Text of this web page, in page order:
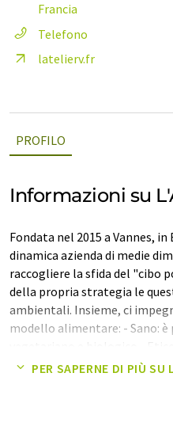
Francia
Telefono
latelierv.fr
PROFILO
Informazioni su
Fondata nel 2015 a Vannes,
dinamica azienda di medie
raccogliere la sfida del "cibo
della propria strategia le
ambientali. Insieme, ci
modello alimentare: - Sano: è
regione Offrendo una
PER SAPERNE DI PIÙ SU